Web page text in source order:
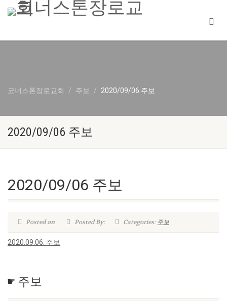
코너스톤장로교회 주보 2020/09/06 주보
2020/09/06 주보
2020/09/06 주보
Posted on Posted By: Categories:주보
2020.09.06. 주보
☛ 주보